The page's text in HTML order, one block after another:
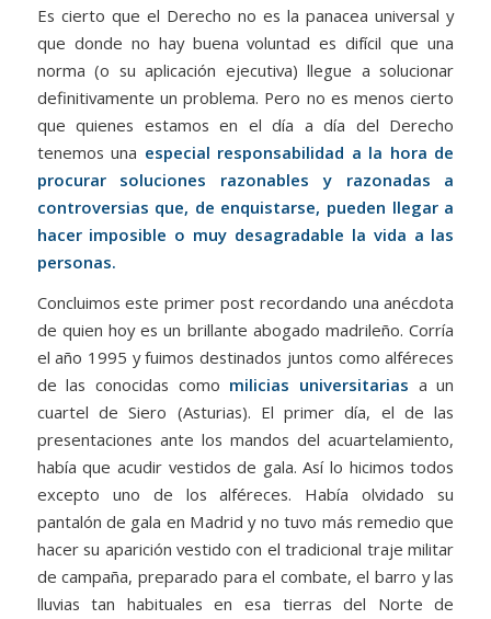
Es cierto que el Derecho no es la panacea universal y
que donde no hay buena voluntad es difícil que una
norma (o su aplicación ejecutiva) llegue a solucionar
definitivamente un problema. Pero no es menos cierto
que quienes estamos en el día a día del Derecho
tenemos una especial responsabilidad a la hora de
procurar soluciones razonables y razonadas a
controversias que, de enquistarse, pueden llegar a
hacer imposible o muy desagradable la vida a las
personas.
Concluimos este primer post recordando una anécdota
de quien hoy es un brillante abogado madrileño. Corría
el año 1995 y fuimos destinados juntos como alféreces
de las conocidas como milicias universitarias a un
cuartel de Siero (Asturias). El primer día, el de las
presentaciones ante los mandos del acuartelamiento,
había que acudir vestidos de gala. Así lo hicimos todos
excepto uno de los alféreces. Había olvidado su
pantalón de gala en Madrid y no tuvo más remedio que
hacer su aparición vestido con el tradicional traje militar
de campaña, preparado para el combate, el barro y las
lluvias tan habituales en esa tierras del Norte de